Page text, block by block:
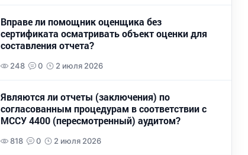
Вправе ли помощник оценщика без
сертификата осматривать объект оценки для
составления отчета?
248 0 2 июля 2026
Являются ли отчеты (заключения) по
согласованным процедурам в соответствии с
МССУ 4400 (пересмотренный) аудитом?
818 0 2 июля 2026